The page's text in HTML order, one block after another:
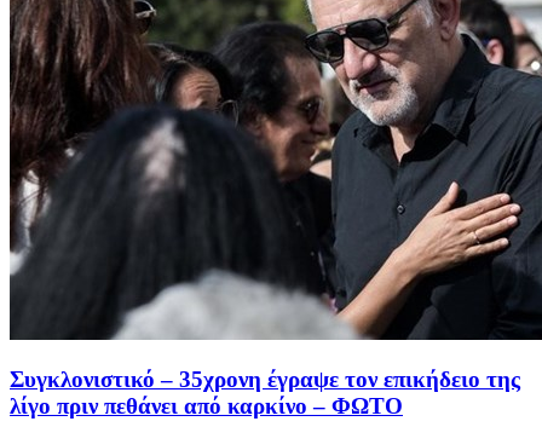
Συγκλονιστικό – 35χρονη έγραψε τον επικήδειο της
λίγο πριν πεθάνει από καρκίνο – ΦΩΤΟ